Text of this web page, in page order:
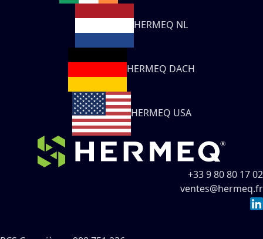
HERMEQ NL
HERMEQ DACH
HERMEQ USA
+33 9 80 80 17 02
ventes@hermeq.fr